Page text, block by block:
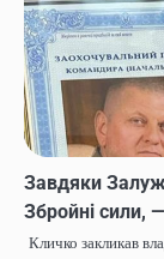
Завдяки
Збройні сили,
Кличко закликав